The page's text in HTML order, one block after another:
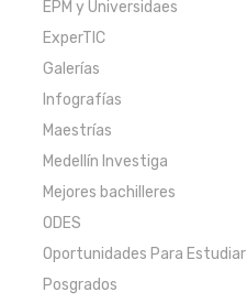
EPM y Universidaes
ExperTIC
Galerías
Infografías
Maestrías
Medellín Investiga
Mejores bachilleres
ODES
Oportunidades Para Estudiar
Posgrados